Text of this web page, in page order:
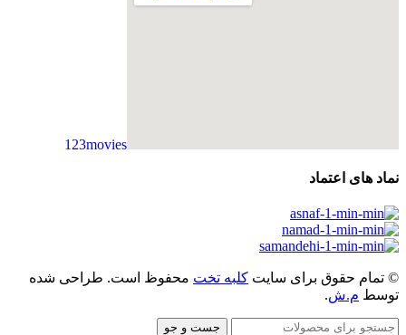
123movies
نماد های اعتماد
© تمام حقوق برای سایت کلبه تخت محفوظ است. طراحی شده
توسط م.ش.
جست و جو